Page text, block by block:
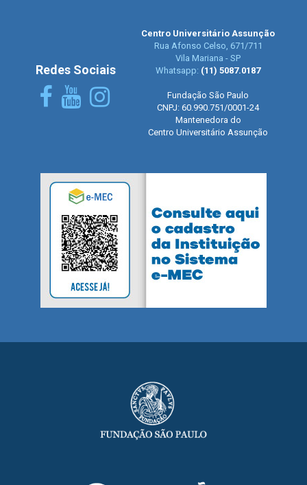
Redes Sociais
Centro Universitário Assunção
Rua Afonso Celso, 671/711
Vila Mariana - SP
Whatsapp: (11) 5087.0187
Fundação São Paulo
CNPJ: 60.990.751/0001-24
Mantenedora do
Centro Universitário Assunção